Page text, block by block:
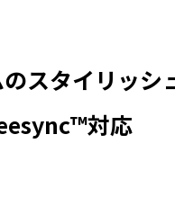
スタイリッシ
対応